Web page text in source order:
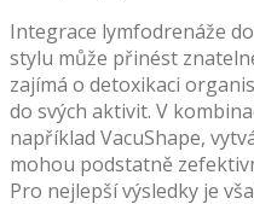
Integrace lymfodrenáže
stylu může přinést
zajímá o detoxikaci
do svých aktivit. V
například VacuShape,
mohou podstatně
Pro nejlepší výsledky je